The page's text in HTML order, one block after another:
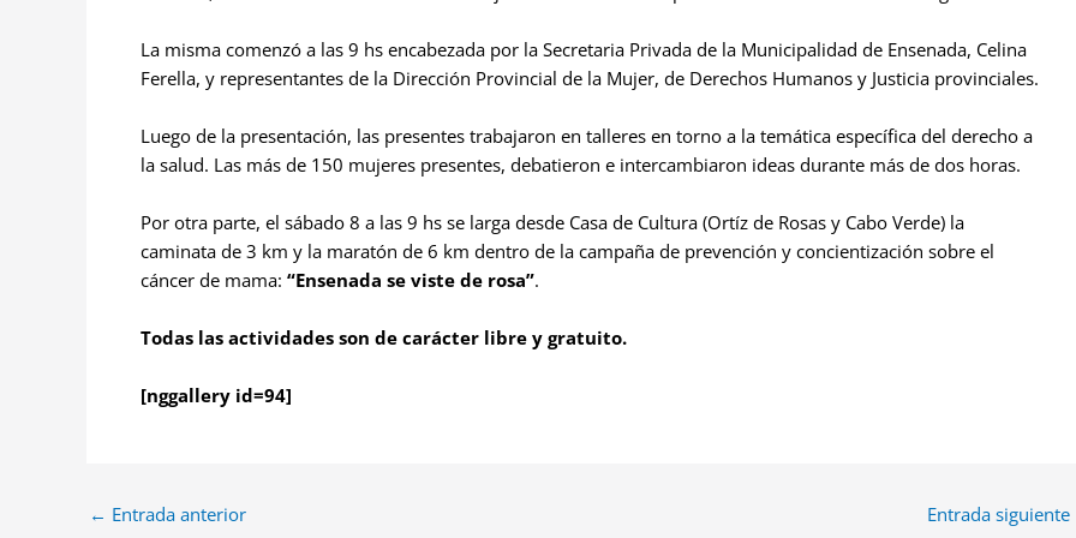
La misma comenzó a las 9 hs encabezada por la Secretaria Privada de la Municipalidad de Ensenada, Celina
Ferella, y representantes de la Dirección Provincial de la Mujer, de Derechos Humanos y Justicia provinciales.
Luego de la presentación, las presentes trabajaron en talleres en torno a la temática específica del derecho a
la salud. Las más de 150 mujeres presentes, debatieron e intercambiaron ideas durante más de dos horas.
Por otra parte, el sábado 8 a las 9 hs se larga desde Casa de Cultura (Ortíz de Rosas y Cabo Verde) la
caminata de 3 km y la maratón de 6 km dentro de la campaña de prevención y concientización sobre el
cáncer de mama: “Ensenada se viste de rosa”.
Todas las actividades son de carácter libre y gratuito.
[nggallery id=94]
← Entrada anterior Entrada siguiente